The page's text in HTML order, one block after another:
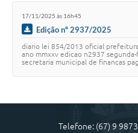
LGPD - Governo Digital
licenciamento ambiental
17/11/2025 às 16h45
Edição nº 2937/2025
diario lei 854/2013 oficial
ano mmxxv edicao n2937
secretaria municipal de financas
Telefone: (67) 9